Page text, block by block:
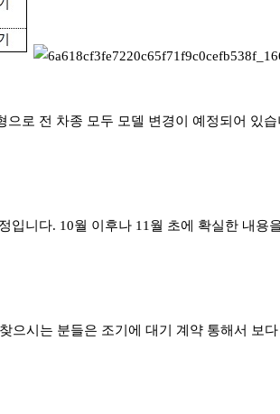
로 전 차종 모두 모델 변경이 예정되어 있
니다. 10월 이후나 11월 초에 확실한 내용
으시는 분들은 조기에 대기 계약 통해서 보